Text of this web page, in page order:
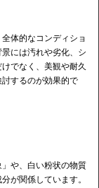
体的なコンディショ
には汚れや劣化、シ
でなく、美観や耐久
するのが効果的で
や、白い粉状の物質
が関係しています。